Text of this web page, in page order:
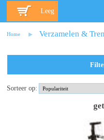
Leeg
Home Verzamelen &
Sorteer op: